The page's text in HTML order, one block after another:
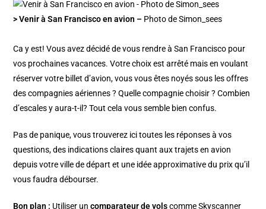
> Venir à San Francisco en avion – Photo de Simon_sees
Ca y est! Vous avez décidé de vous rendre à San Francisco pour
vos prochaines vacances. Votre choix est arrêté mais en voulant
réserver votre billet d’avion, vous vous êtes noyés sous les offres
des compagnies aériennes ? Quelle compagnie choisir ? Combien
d’escales y aura-t-il? Tout cela vous semble bien confus.
Pas de panique, vous trouverez ici toutes les réponses à vos
questions, des indications claires quant aux trajets en avion
depuis votre ville de départ et une idée approximative du prix qu’il
vous faudra débourser.
Bon plan : Utiliser uncomparateur de volscommeSkyscanner